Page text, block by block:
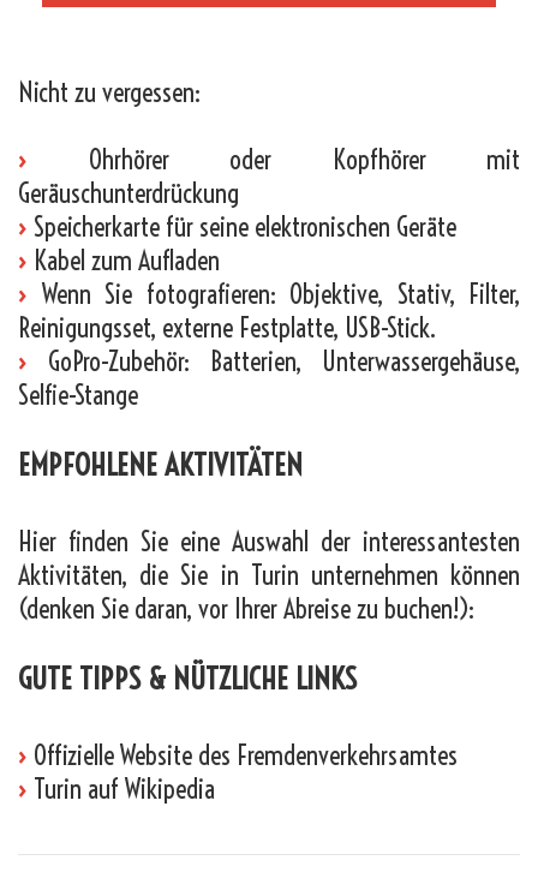
Nicht zu vergessen:
›
Ohrhörer oder Kopfhörer mit
Geräuschunterdrückung
› Speicherkarte für seine elektronischen Geräte
› Kabel zum Aufladen
› Wenn Sie fotografieren: Objektive, Stativ, Filter,
Reinigungsset, externe Festplatte, USB-Stick.
› GoPro-Zubehör: Batterien, Unterwassergehäuse,
Selfie-Stange
EMPFOHLENE AKTIVITÄTEN
Hier finden Sie eine Auswahl der interessantesten
Aktivitäten, die Sie in Turin unternehmen können
(denken Sie daran, vor Ihrer Abreise zu buchen!):
GUTE TIPPS & NÜTZLICHE LINKS
› Offizielle Website des Fremdenverkehrsamtes
› Turin auf Wikipedia